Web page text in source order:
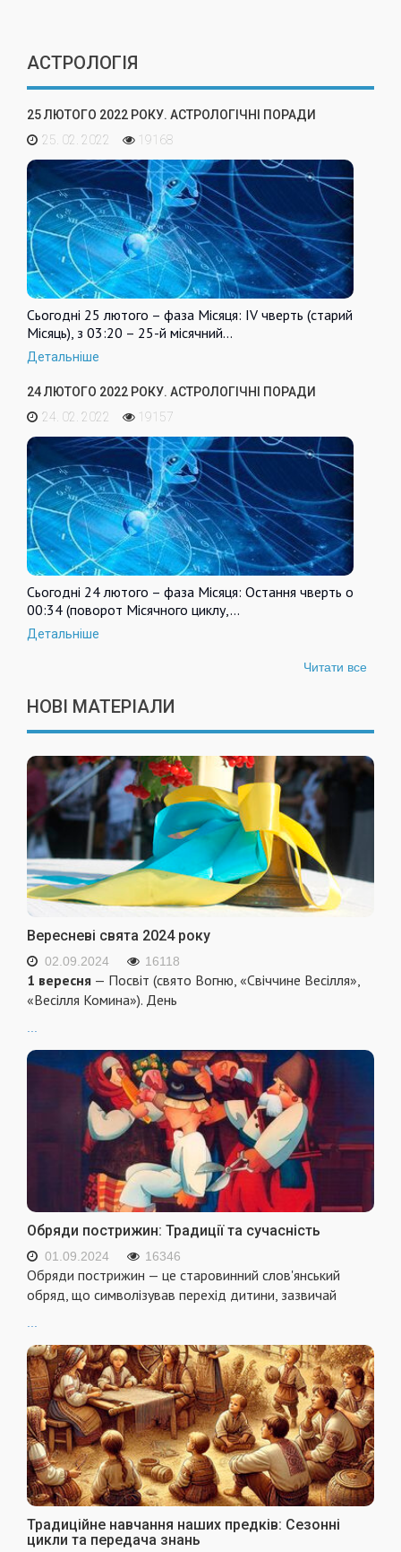
АСТРОЛОГІЯ
25 ЛЮТОГО 2022 РОКУ. АСТРОЛОГІЧНІ ПОРАДИ
25. 02. 2022
19168
Сьогодні 25 лютого – фаза Місяця: IV чверть (старий
Місяць), з 03:20 – 25-й місячний…
Детальніше
24 ЛЮТОГО 2022 РОКУ. АСТРОЛОГІЧНІ ПОРАДИ
24. 02. 2022
19157
Сьогодні 24 лютого – фаза Місяця: Остання чверть о
00:34 (поворот Місячного циклу,…
Детальніше
Читати все
НОВІ МАТЕРІАЛИ
Вересневі свята 2024 року
02.09.2024 16118
1 вересня — Посвіт (свято Вогню, «Свіччине Весілля»,
«Весілля Комина»). День
...
Обряди пострижин: Традиції та сучасність
01.09.2024 16346
Обряди пострижин — це старовинний слов'янський
обряд, що символізував перехід дитини, зазвичай
Традиційне навчання наших предків: Сезонні
цикли та передача знань